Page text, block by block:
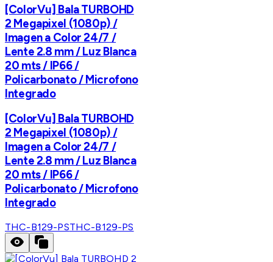
[ColorVu] Bala TURBOHD
2 Megapixel (1080p) /
Imagen a Color 24/7 /
Lente 2.8 mm / Luz Blanca
20 mts / IP66 /
Policarbonato / Microfono
Integrado
[ColorVu] Bala TURBOHD
2 Megapixel (1080p) /
Imagen a Color 24/7 /
Lente 2.8 mm / Luz Blanca
20 mts / IP66 /
Policarbonato / Microfono
Integrado
THC-B129-PSTHC-B129-PS